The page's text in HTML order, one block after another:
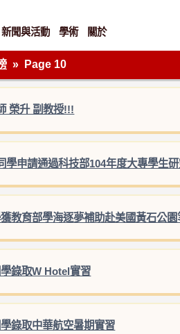
新聞與活動 學術 關於
Page 10
榮升 副教授!!!
學申請通過科技部104年度大專學生
教育部學海逐夢補助赴美國黃石公
錄取W Hotel實習
錄取中華航空暑期實習